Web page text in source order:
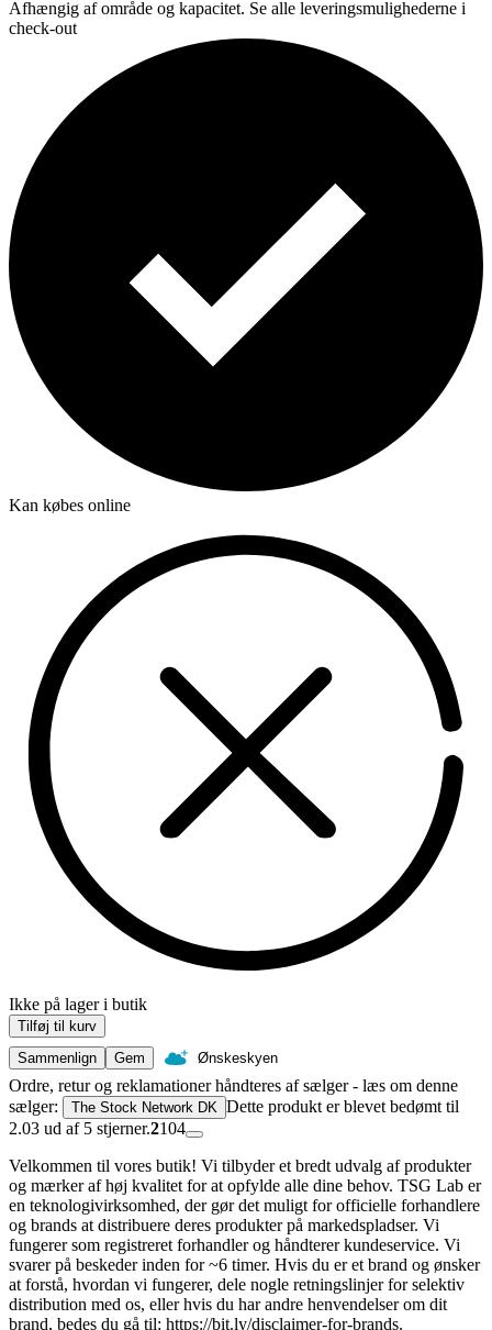
Afhængig af område og kapacitet. Se alle leveringsmulighederne i
check-out
Kan købes online
Ikke på lager i butik
Tilføj til kurv
Sammenlign
Gem Ønskeskyen
Ordre, retur og reklamationer håndteres af sælger - læs om denne
sælger:
The Stock Network DK Dette produkt er blevet bedømt til
2.03 ud af 5 stjerner.2104
Velkommen til vores butik! Vi tilbyder et bredt udvalg af produkter
og mærker af høj kvalitet for at opfylde alle dine behov. TSG Lab er
en teknologivirksomhed, der gør det muligt for officielle forhandlere
og brands at distribuere deres produkter på markedspladser. Vi
fungerer som registreret forhandler og håndterer kundeservice. Vi
svarer på beskeder inden for ~6 timer. Hvis du er et brand og ønsker
at forstå, hvordan vi fungerer, dele nogle retningslinjer for selektiv
distribution med os, eller hvis du har andre henvendelser om dit
brand, bedes du gå til: https://bit.ly/disclaimer-for-brands.